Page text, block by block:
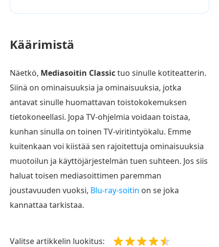
Käärimistä
Näetkö, Mediasoitin Classictuo sinulle kotiteatterin.
Siinä on ominaisuuksia ja ominaisuuksia, jotka
antavat sinulle huomattavan toistokokemuksen
tietokoneellasi. Jopa TV-ohjelmia voidaan toistaa,
kunhan sinulla on toinen TV-viritintyökalu. Emme
kuitenkaan voi kiistää sen rajoitettuja ominaisuuksia
muotoilun ja käyttöjärjestelmän tuen suhteen. Jos siis
haluat toisen mediasoittimen paremman
joustavuuden vuoksi, Blu-ray-soitin on se joka
kannattaa tarkistaa.
Valitse artikkelin luokitus: